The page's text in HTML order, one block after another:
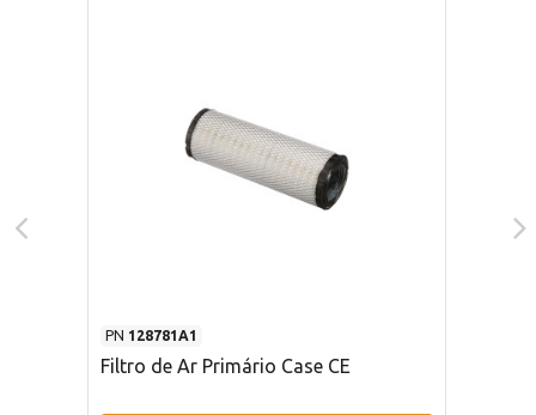
PN 128781A1
Filtro de Ar Primário Case CE